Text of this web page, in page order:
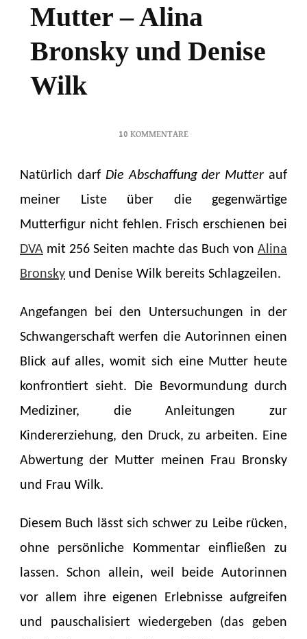
Mutter – Alina
Bronsky und Denise
Wilk
10 KOMMENTAREZU
DER
MUTTER
ALINA
BRONSKY
DENISE
Natürlich darf Die Abschaffung der Mutter auf
meiner Liste über die gegenwärtige
Mutterfigur nicht fehlen. Frisch erschienen bei
DVA mit 256 Seiten machte das Buch von Alina
Bronsky und Denise Wilk bereits Schlagzeilen.
Angefangen bei den Untersuchungen in der
Schwangerschaft werfen die Autorinnen einen
Blick auf alles, womit sich eine Mutter heute
konfrontiert sieht. Die Bevormundung durch
Mediziner, die Anleitungen zur
Kindererziehung, den Druck, zu arbeiten. Eine
Abwertung der Mutter meinen Frau Bronsky
und Frau Wilk.
Diesem Buch lässt sich schwer zu Leibe rücken,
ohne persönliche Kommentar einfließen zu
lassen. Schon allein, weil beide Autorinnen
vor allem ihre eigenen Erlebnisse aufgreifen
und pauschalisiert wiedergeben (das geben